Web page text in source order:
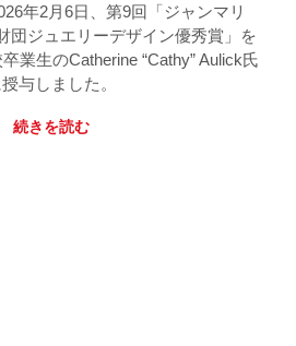
年2月6日、第9回「ジャンマリ
団ジュエリーデザイン優秀賞」を
業生のCatherine “Cathy” Aulick氏
与しました。
続きを読む